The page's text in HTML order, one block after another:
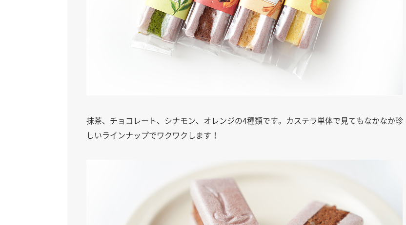
抹茶、チョコレート、シナモン、オレンジの4種類です。カステラ単体で見てもなかなか珍
しいラインナップでワクワクします！